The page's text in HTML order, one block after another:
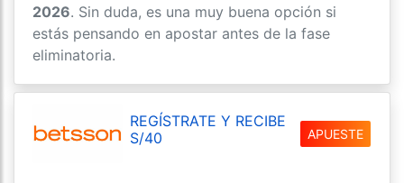
2026. Sin duda, es una muy buena opción si
estás pensando en apostar antes de la fase
eliminatoria.
REGÍSTRATE Y RECIBE
S/40
APUESTE